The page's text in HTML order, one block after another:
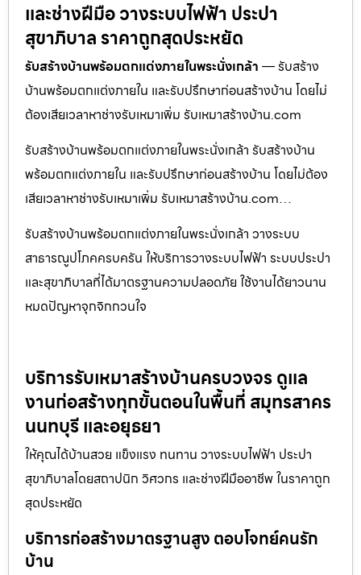
และช่างฝีมือ วางระบบไฟฟ้า ประปา
สุขาภิบาล ราคาถูกสุดประหยัด
รับสร้างบ้านพร้อมตกแต่งภายในพระนั่งเกล้า — รับสร้าง
บ้านพร้อมตกแต่งภายใน และรับปรึกษาก่อนสร้างบ้าน โดยไม่
ต้องเสียเวลาหาช่างรับเหมาเพิ่ม รับเหมาสร้างบ้าน.com
รับสร้างบ้านพร้อมตกแต่งภายในพระนั่งเกล้า รับสร้างบ้าน
พร้อมตกแต่งภายใน และรับปรึกษาก่อนสร้างบ้าน โดยไม่ต้อง
เสียเวลาหาช่างรับเหมาเพิ่ม รับเหมาสร้างบ้าน.com…
รับสร้างบ้านพร้อมตกแต่งภายในพระนั่งเกล้า วางระบบ
สาธารณูปโภคครบครัน ให้บริการวางระบบไฟฟ้า ระบบประปา
และสุขาภิบาลที่ได้มาตรฐานความปลอดภัย ใช้งานได้ยาวนาน
หมดปัญหาจุกจิกกวนใจ
บริการรับเหมาสร้างบ้านครบวงจร ดูแล
งานก่อสร้างทุกขั้นตอนในพื้นที่ สมุทรสาคร
นนทบุรี และอยุธยา
ให้คุณได้บ้านสวย แข็งแรง ทนทาน วางระบบไฟฟ้า ประปา
สุขาภิบาลโดยสถาปนิก วิศวกร และช่างฝีมืออาชีพ ในราคาถูก
สุดประหยัด
บริการก่อสร้างมาตรฐานสูง ตอบโจทย์คนรัก
บ้าน